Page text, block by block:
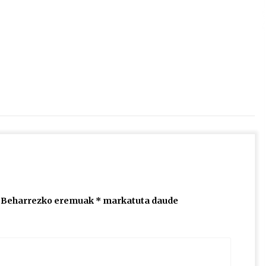
Beharrezko eremuak * markatuta daude